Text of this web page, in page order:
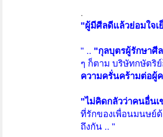
.
"ผู้มีศีลดีแล้วย่อมใจเ
" .. "กุลบุตรผู้รักษาศี
ๆ ก็ตาม บริษัทกษัต
ความครั่นคร้ามต่อผู้
"ไม่คิดกลัวว่าคนอื่นเ
ที่รักของเพื่อนมนษย์
ถึงกัน .. "